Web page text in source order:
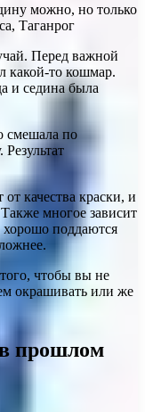
можно, но только
Таганрог
Перед важной
какой-то кошмар.
и седина была
смешала по
качества краски, и
многое зависит
поддаются
чтобы вы не
окрашивать или же
прошлом